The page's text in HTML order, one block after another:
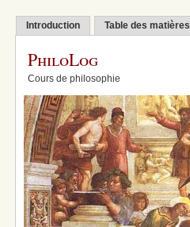
Introduction Table des matières
PhiloLog
Cours de philosophie